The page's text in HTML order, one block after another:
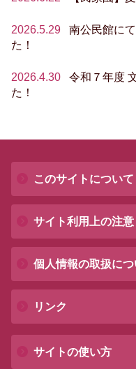
2026.5.29
南公民館に
た！
2026.4.30
令和７年度
た！
このサイトについて
サイト利用上の注意
個人情報の取扱につ
リンク
サイトの使い方